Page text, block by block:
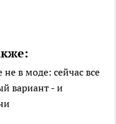
в моде: сейчас все
вариант - и